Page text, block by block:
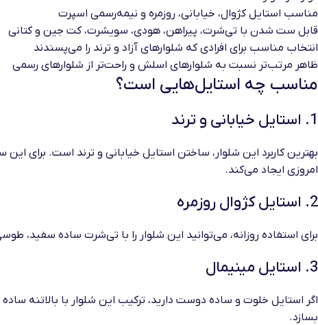
مناسب استایل کژوال، خیابانی، روزمره و نیمه‌رسمی اسپرت
قابل ست شدن با تی‌شرت، پیراهن، هودی، سویشرت، کت جین و کتانی
انتخاب مناسب برای افرادی که شلوارهای آزاد و ترند را می‌پسندند
ظاهر مرتب‌تر نسبت به شلوارهای اسلش و راحت‌تر از شلوارهای رسمی
مناسب چه استایل‌هایی است؟
1. استایل خیابانی و ترند
بهترین کاربرد این شلوار، ساختن استایل خیابانی و ترند است. برای
امروزی ایجاد می‌کند.
2. استایل کژوال روزمره
برای استفاده روزانه، می‌توانید این شلوار را با تی‌شرت ساده
3. استایل مینیمال
اگر استایل خلوت و ساده دوست دارید، ترکیب این شلوار با
بسازد.